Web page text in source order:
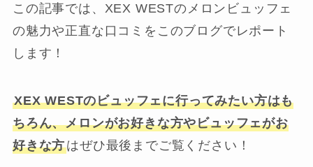
この記事では、XEX WESTのメロンビュッフェ
の魅力や正直な口コミをこのブログでレポート
します！
XEX WESTのビュッフェに行ってみたい方はも
ちろん、メロンがお好きな方やビュッフェがお
好きな方はぜひ最後までご覧ください！